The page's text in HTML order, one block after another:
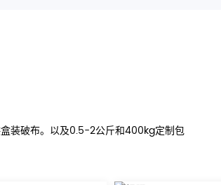
装破布。以及0.5-2公斤和400kg定制包